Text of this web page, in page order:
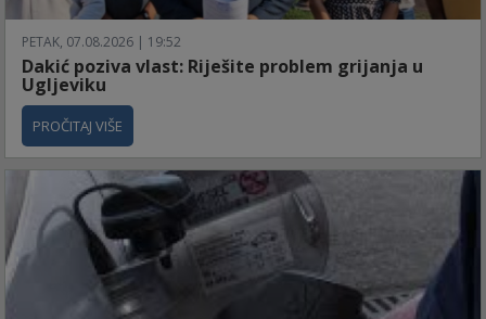
PETAK, 07.08.2026 | 19:52
Dakić poziva vlast: Riješite problem grijanja u
Ugljeviku
PROČITAJ VIŠE